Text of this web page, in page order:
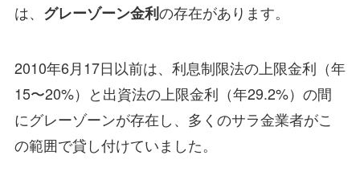
は、 グレーゾーン金利の存在があります。
2010年6月17日以前は、利息制限法の上限金利（年
15〜20%）と出資法の上限金利（年29.2%）の間
にグレーゾーンが存在し、多くのサラ金業者がこ
の範囲で貸し付けていました。